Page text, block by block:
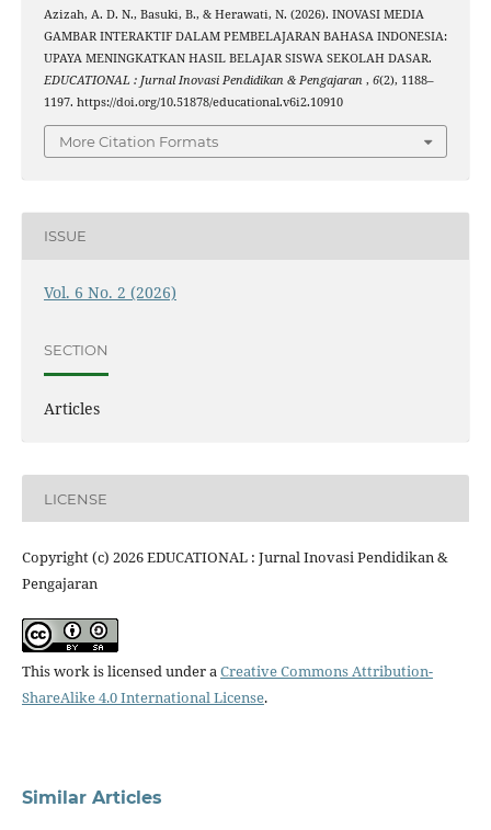
Azizah, A. D. N., Basuki, B., & Herawati, N. (2026). INOVASI MEDIA
GAMBAR INTERAKTIF DALAM PEMBELAJARAN BAHASA INDONESIA:
UPAYA MENINGKATKAN HASIL BELAJAR SISWA SEKOLAH DASAR.
EDUCATIONAL : Jurnal Inovasi Pendidikan & Pengajaran , 6(2), 1188–
1197. https://doi.org/10.51878/educational.v6i2.10910
More Citation Formats
ISSUE
Vol. 6 No. 2 (2026)
SECTION
Articles
LICENSE
Copyright (c) 2026 EDUCATIONAL : Jurnal Inovasi Pendidikan &
Pengajaran
This work is licensed under aCreative Commons Attribution-
ShareAlike 4.0 International License.
Similar Articles